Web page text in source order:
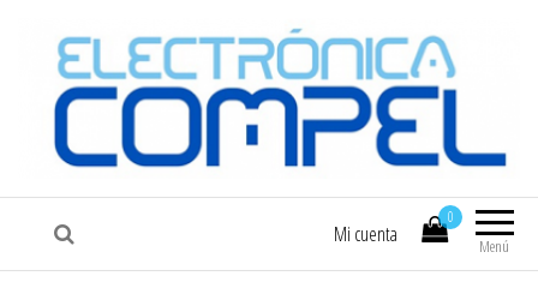
COMPEL Electrónica COMPEL
Menú
0
Mi cuenta